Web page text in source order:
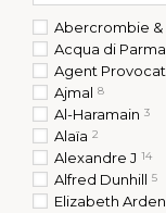
Abercrombie &
Acqua di Parma
Agent
Ajmal 8
Al-Haramain 3
Alaïa 2
Alexandre J 14
Alfred Dunhill 5
Elizabeth Arden